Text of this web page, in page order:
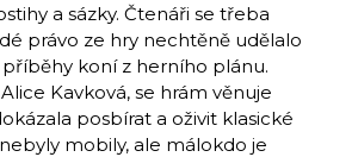
a sázky. Čtenáři se třeba
právo ze hry nechtěně udělalo
koní z herního plánu.
Kavková, se hrám věnuje
posbírat a oživit klasické
mobily, ale málokdo je